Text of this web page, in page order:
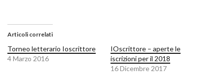
Articoli correlati
Torneo letterario Ioscrittore
4 Marzo 2016
IOscrittore – aperte le
iscrizioni per il 2018
16 Dicembre 2017